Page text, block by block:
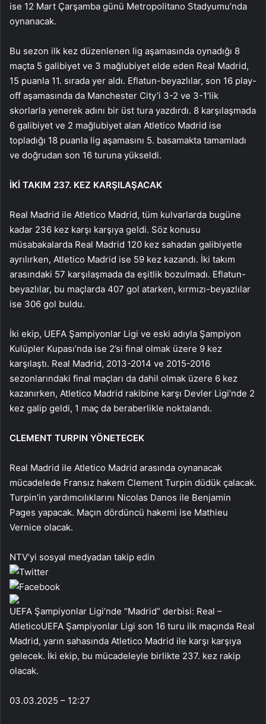
ise 12 Mart Çarşamba günü Metropolitano Stadyumu’nda
oynanacak.
Bu sezon ilk kez düzenlenen lig aşamasında oynadığı 8
maçta 5 galibiyet ve 3 mağlubiyet elde eden Real Madrid,
15 puanla 11. sırada yer aldı. Eflatun-beyazlılar, son 16 play-
off aşamasında da Manchester City’i 3-2 ve 3-1’lik
skorlarla yenerek adını bir üst tura yazdırdı. 8 karşılaşmada
6 galibiyet ve 2 mağlubiyet alan Atletico Madrid ise
topladığı 18 puanla lig aşamasını 5. basamakta tamamladı
ve doğrudan son 16 turuna yükseldi.
İKİ TAKIM 237. KEZ KARŞILAŞACAK
Real Madrid ile Atletico Madrid, tüm kulvarlarda bugüne
kadar 236 kez karşı karşıya geldi. Söz konusu
müsabakalarda Real Madrid 120 kez sahadan galibiyetle
ayrılırken, Atletico Madrid ise 59 kez kazandı. İki takım
arasındaki 57 karşılaşmada da eşitlik bozulmadı. Eflatun-
beyazlılar, bu maçlarda 407 gol atarken, kırmızı-beyazlılar
ise 306 gol buldu.
İki ekip, UEFA Şampiyonlar Ligi ve eski adıyla Şampiyon
Kulüpler Kupası’nda ise 2’si final olmak üzere 9 kez
karşılaştı. Real Madrid, 2013-2014 ve 2015-2016
sezonlarındaki final maçları da dahil olmak üzere 6 kez
kazanırken, Atletico Madrid rakibine karşı Devler Ligi’nde 2
kez galip geldi, 1 maç da beraberlikle noktalandı.
CLEMENT TURPIN YÖNETECEK
Real Madrid ile Atletico Madrid arasında oynanacak
mücadelede Fransız hakem Clement Turpin düdük çalacak.
Turpin’in yardımcılıklarını Nicolas Danos ile Benjamin
Pages yapacak. Maçın dördüncü hakemi ise Mathieu
Vernice olacak.
NTV’yi sosyal medyadan takip edin
UEFA Şampiyonlar Ligi’nde “Madrid” derbisi: Real –
AtleticoUEFA Şampiyonlar Ligi son 16 turu ilk maçında Real
Madrid, yarın sahasında Atletico Madrid ile karşı karşıya
gelecek. İki ekip, bu mücadeleyle birlikte 237. kez rakip
olacak.
03.03.2025 – 12:27